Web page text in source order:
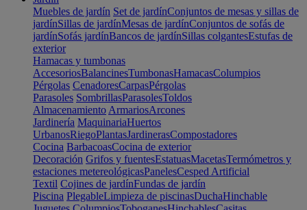
Muebles de jardín Set de jardínConjuntos de mesas y sillas de
jardínSillas de jardínMesas de jardínConjuntos de sofás de
jardínSofás jardínBancos de jardínSillas colgantesEstufas de
exterior
Hamacas y tumbonas
AccesoriosBalancinesTumbonasHamacasColumpios
Pérgolas CenadoresCarpasPérgolas
Parasoles SombrillasParasolesToldos
Almacenamiento ArmariosArcones
Jardinería MaquinariaHuertos
UrbanosRiegoPlantasJardinerasCompostadores
Cocina BarbacoasCocina de exterior
Decoración Grifos y fuentesEstatuasMacetasTermómetros y
estaciones metereológicasPanelesCesped Artificial
Textil Cojines de jardínFundas de jardín
Piscina PlegableLimpieza de piscinasDuchaHinchable